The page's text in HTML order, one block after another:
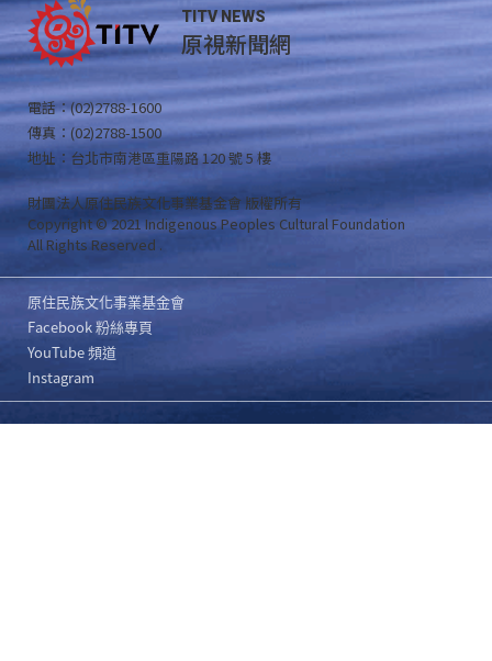
TITV NEWS
原視新聞網
電話：(02)2788-1600
傳真：(02)2788-1500
地址：台北市南港區重陽路 120 號 5 樓
財團法人原住民族文化事業基金會 版權所有
Copyright © 2021 Indigenous Peoples Cultural Foundation
All Rights Reserved .
原住民族文化事業基金會
Facebook 粉絲專頁
YouTube 頻道
Instagram